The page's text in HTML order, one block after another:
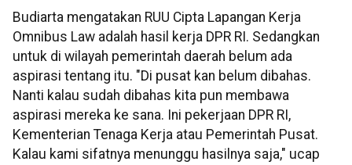
Budiarta mengatakan RUU Cipta Lapangan Kerja
Omnibus Law adalah hasil kerja DPR RI. Sedangkan
untuk di wilayah pemerintah daerah belum ada
aspirasi tentang itu. "Di pusat kan belum dibahas.
Nanti kalau sudah dibahas kita pun membawa
aspirasi mereka ke sana. Ini pekerjaan DPR RI,
Kementerian Tenaga Kerja atau Pemerintah Pusat.
Kalau kami sifatnya menunggu hasilnya saja," ucap